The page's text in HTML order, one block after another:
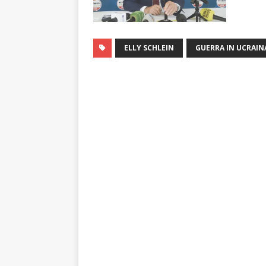
ELLY SCHLEIN GUERRA IN